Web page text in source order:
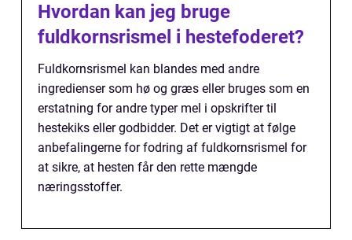
Hvordan kan jeg bruge
fuldkornsrismel i hestefoderet?
Fuldkornsrismel kan blandes med andre
ingredienser som hø og græs eller bruges som en
erstatning for andre typer mel i opskrifter til
hestekiks eller godbidder. Det er vigtigt at følge
anbefalingerne for fodring af fuldkornsrismel for
at sikre, at hesten får den rette mængde
næringsstoffer.